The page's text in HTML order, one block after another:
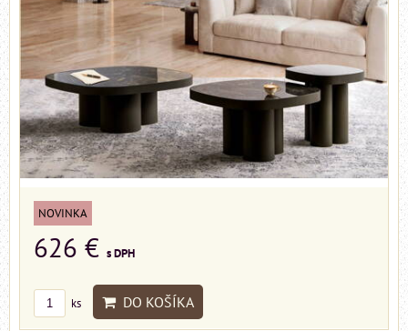
NOVINKA
626 € s DPH
ks DO KOŠÍKA